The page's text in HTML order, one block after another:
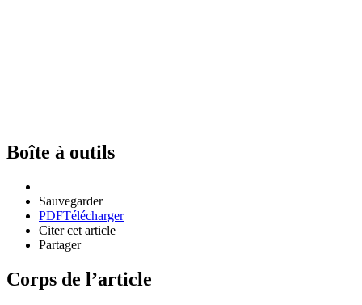
Boîte à outils
Sauvegarder
PDFTélécharger
Citer cet article
Partager
Corps de l’article